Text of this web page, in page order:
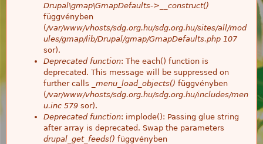
Drupal\gmap\GmapDefaults->__construct()
függvényben
(/var/www/vhosts/sdg.org.hu/sdg.org.hu/sites/all/mod
ules/gmap/lib/Drupal/gmap/GmapDefaults.php 107
sor).
Deprecated function: The each() function is
deprecated. This message will be suppressed on
further calls
_menu_load_objects() függvényben
(/var/www/vhosts/sdg.org.hu/sdg.org.hu/includes/men
u.inc 579 sor).
Deprecated function: implode(): Passing glue string
after array is deprecated. Swap the parameters
drupal_get_feeds() függvényben